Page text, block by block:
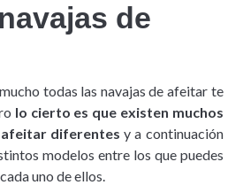
de
todas las navajas de afeitar te
lo cierto es que existen muchos
diferentes y a continuación
modelos entre los que puedes
uno de ellos.